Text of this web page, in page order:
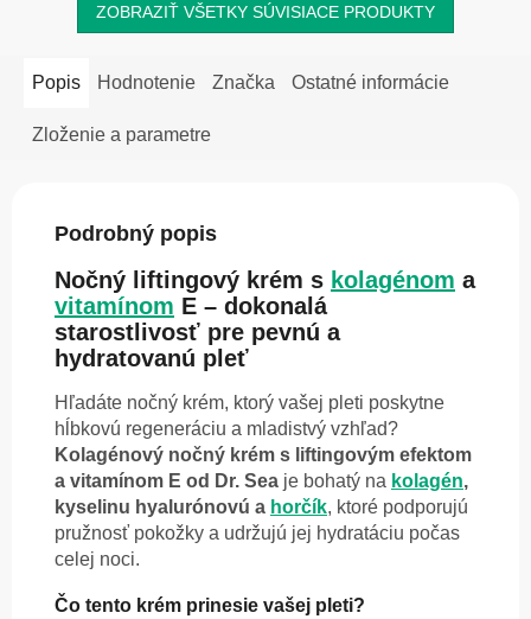
ZOBRAZIŤ VŠETKY SÚVISIACE PRODUKTY
Popis Hodnotenie Značka Ostatné informácie
Zloženie a parametre
Podrobný popis
Nočný liftingový krém s kolagénom a
vitamínom E – dokonalá
starostlivosť pre pevnú a
hydratovanú pleť
Hľadáte nočný krém, ktorý vašej pleti poskytne
hĺbkovú regeneráciu a mladistvý vzhľad?
Kolagénový nočný krém s liftingovým efektom
a vitamínom E od Dr. Sea je bohatý na kolagén,
kyselinu hyalurónovú a horčík, ktoré podporujú
pružnosť pokožky a udržujú jej hydratáciu počas
celej noci.
Čo tento krém prinesie vašej pleti?